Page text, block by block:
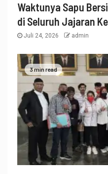
Waktunya Sapu
di Seluruh Jajaran
Juli 24, 2026 admin
3 min read